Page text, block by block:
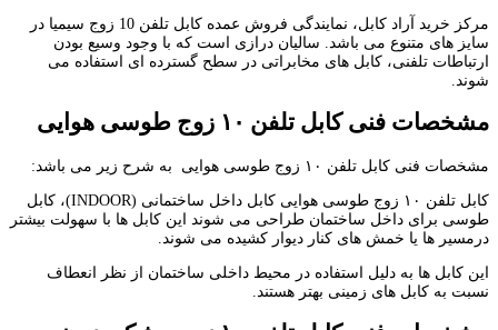
مرکز خرید آراد کابل، نمایندگی فروش عمده کابل تلفن 10 زوج سیمیا در
سایز های متنوع می باشد. سالیان درازی است که با وجود وسیع بودن
ارتباطات تلفنی، کابل های مخابراتی در سطح گسترده ای استفاده می
شوند.
مشخصات فنی کابل تلفن ۱۰ زوج طوسی هوایی
مشخصات فنی کابل تلفن ۱۰ زوج طوسی هوایی به شرح زیر می باشد:
کابل تلفن ۱۰ زوج طوسی هوایی کابل داخل ساختمانی (INDOOR)، کابل
طوسی برای داخل ساختمان طراحی می شوند این کابل ها با سهولت بیشتر
درمسیر ها یا خمش های کنار دیوار کشیده می شوند.
این کابل ها به دلیل استفاده در محیط داخلی ساختمان از نظر انعطاف
نسبت به کابل های زمینی بهتر هستند.